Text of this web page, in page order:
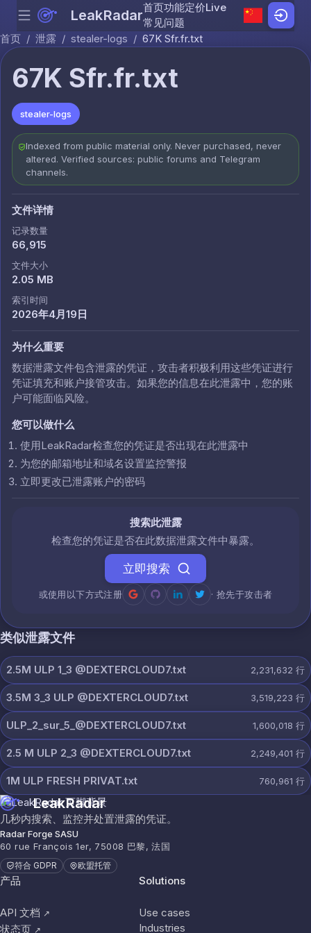
Skip to content
Menu LeakRadar首页功能定价Live
常见问题
首页 / 泄露 / stealer-logs / 67K Sfr.fr.txt
67K Sfr.fr.txt
stealer-logs
Indexed from public material only. Never purchased, never
altered. Verified sources: public forums and Telegram
channels.
文件详情
记录数量
66,915
文件大小
2.05 MB
索引时间
2026年4月19日
为什么重要
数据泄露文件包含泄露的凭证，攻击者积极利用这些凭证进行
凭证填充和账户接管攻击。如果您的信息在此泄露中，您的账
户可能面临风险。
您可以做什么
使用LeakRadar检查您的凭证是否出现在此泄露中
为您的邮箱地址和域名设置监控警报
立即更改已泄露账户的密码
搜索此泄露
检查您的凭证是否在此数据泄露文件中暴露。
立即搜索
或使用以下方式注册 · 抢先于攻击者
类似泄露文件
2.5M ULP 1_3 @DEXTERCLOUD7.txt 2,231,632 行
3.5M 3_3 ULP @DEXTERCLOUD7.txt 3,519,223 行
ULP_2_sur_5_@DEXTERCLOUD7.txt 1,600,018 行
2.5 M ULP 2_3 @DEXTERCLOUD7.txt 2,249,401 行
1M ULP FRESH PRIVAT.txt 760,961 行
LeakRadar
几秒内搜索、监控并处置泄露的凭证。
Radar Forge SASU
60 rue François 1er, 75008 巴黎, 法国
符合 GDPR 欧盟托管
产品
API 文档 ↗
状态页 ↗
Solutions
Use cases
Industries